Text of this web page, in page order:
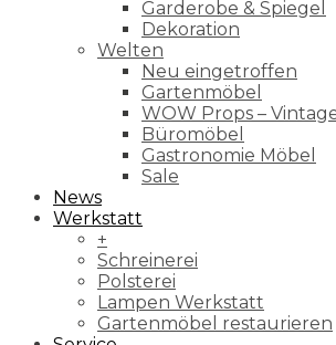
Garderobe & Spiegel
Dekoration
Welten
Neu eingetroffen
Gartenmöbel
WOW Props –
Büromöbel
Gastronomie Möbel
Sale
News
Werkstatt
+
Schreinerei
Polsterei
Lampen Werkstatt
Gartenmöbel restaurieren